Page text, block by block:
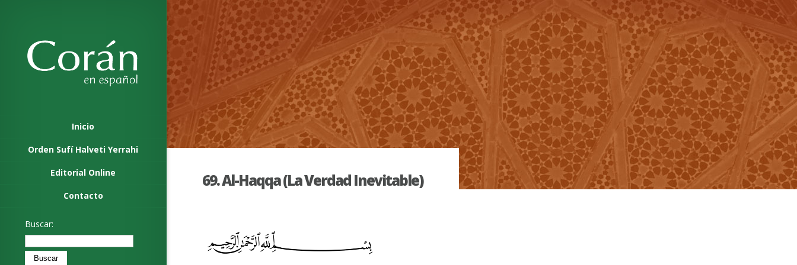
Inicio
Orden Sufí Halveti Yerrahi
Editorial Online
Contacto
Buscar:
69. Al-Haqqa (La Verdad Inevitable)